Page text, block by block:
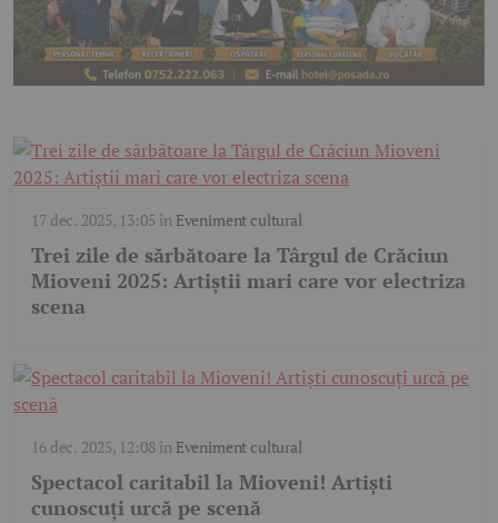
17 dec. 2025, 13:05 în Eveniment cultural
Trei zile de sărbătoare la Târgul de Crăciun
Mioveni 2025: Artiștii mari care vor electriza
scena
16 dec. 2025, 12:08în Eveniment cultural
Spectacol caritabil la Mioveni! Artiști
cunoscuți urcă pe scenă